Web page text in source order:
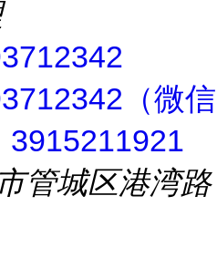
（微信
3915211921
管城区港湾路